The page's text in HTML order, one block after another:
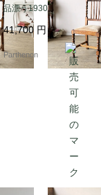
品漂う1930年代オーク
材ツイストレッグ・ダ
イニングチェア【c322-
2】
41,700 円
Parthenon